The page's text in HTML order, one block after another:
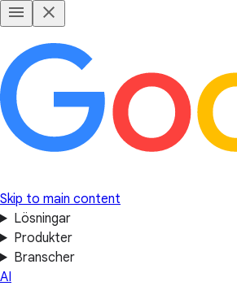
Skip to main content
Lösningar
Produkter
Branscher
AI